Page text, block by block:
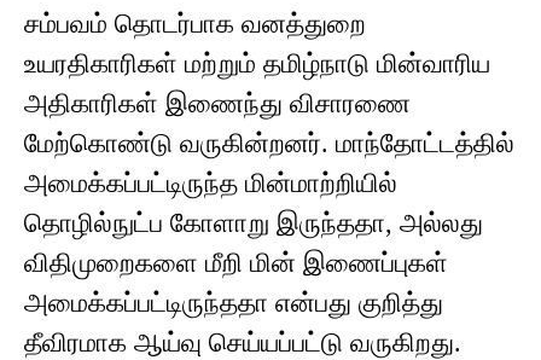
சம்பவம் தொடர்பாக வனத்துறை
உயரதிகாரிகள் மற்றும் தமிழ்நாடு மின்வாரிய
அதிகாரிகள் இணைந்து விசாரணை
மேற்கொண்டு வருகின்றனர். மாந்தோட்டத்தில்
அமைக்கப்பட்டிருந்த மின்மாற்றியில்
தொழில்நுட்ப கோளாறு இருந்ததா, அல்லது
விதிமுறைகளை மீறி மின் இணைப்புகள்
அமைக்கப்பட்டிருந்ததா என்பது குறித்து
தீவிரமாக ஆய்வு செய்யப்பட்டு வருகிறது.